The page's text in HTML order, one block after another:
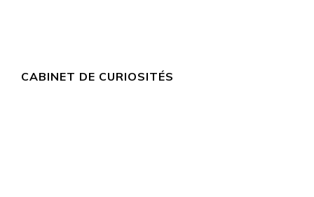
CABINET DE CURIOSITÉS